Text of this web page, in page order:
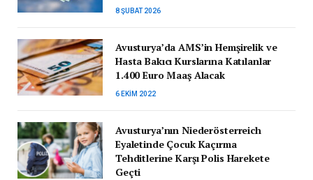
8 ŞUBAT 2026
Avusturya’da AMS’in Hemşirelik ve
Hasta Bakıcı Kurslarına Katılanlar
1.400 Euro Maaş Alacak
6 EKIM 2022
Avusturya’nın Niederösterreich
Eyaletinde Çocuk Kaçırma
Tehditlerine Karşı Polis Harekete
Geçti